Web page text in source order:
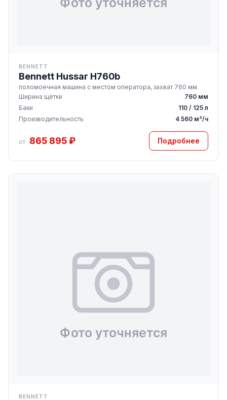
BENNETT
Bennett Hussar H760b
поломоечная машина с местом оператора, захват 760 мм
Ширина щётки
760 мм
Баки
110 / 125 л
Производительность
4 560 м²/ч
от 865 895 ₽ Подробнее
BENNETT